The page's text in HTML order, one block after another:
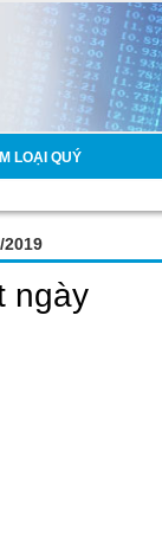
LOẠI QUÝ
ngày